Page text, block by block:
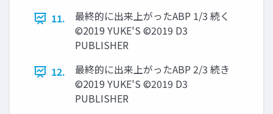
11.
最終的に出来上がったABP 1/3 続く
©2019 YUKE'S ©2019 D3
PUBLISHER
12.
最終的に出来上がったABP 2/3 続き
©2019 YUKE'S ©2019 D3
PUBLISHER